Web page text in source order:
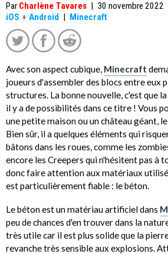
Par Charlène Tavares | 30 novembre 2022
iOS + Android | Minecraft
Avec son aspect cubique, Minecraft
joueurs d'assembler des blocs entre eux
structures. La bonne nouvelle, c'est que
il y a de possibilités dans ce titre ! Vous
une petite maison ou un château géant,
Bien sûr, il a quelques éléments qui
bâtons dans les roues, comme les
encore les Creepers qui n'hésitent pas à
donc faire attention aux matériaux
est particulièrement fiable : le béton.
Le béton est un matériau artificiel dans
peu de chances d'en trouver dans la
très utile car il est plus solide que la
revanche très sensible aux explosions.